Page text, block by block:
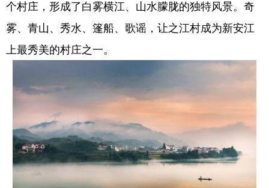
法律 中央文件 金融 汽车
食品 人居
溯源中国
城市 旅游 能源
彩票 娱乐 悦读
公益 一带一路 亚太网 上市公司
个村庄，形成了白雾横江、山水朦胧的独特风景。奇
雾、青山、秀水、篷船、歌谣，让之江村成为新安江
上最秀美的村庄之一。